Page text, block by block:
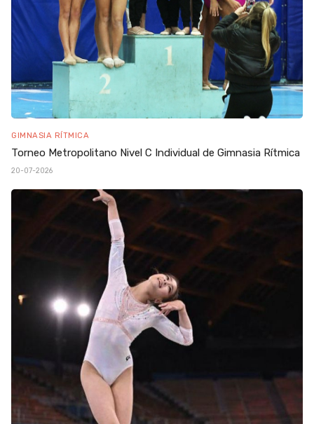
GIMNASIA RÍTMICA
Torneo Metropolitano Nivel C Individual de Gimnasia Rítmica
20-07-2026